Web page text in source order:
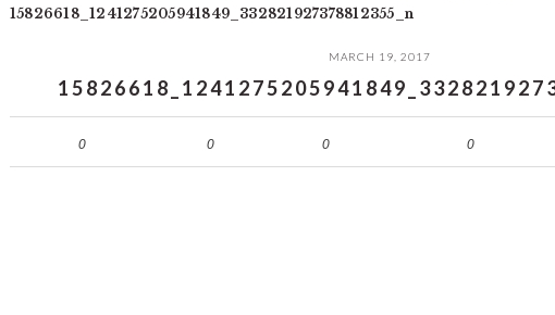
15826618_1241275205941849_332821927378812355_n
MARCH 19, 2017
0 0 0 0